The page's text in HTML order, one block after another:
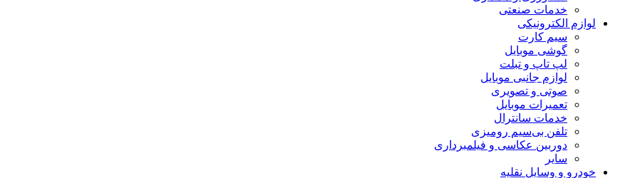
خدمات صنعتی
لوازم الکترونیکی
سیم کارت
گوشی موبایل
لپ تاپ و تبلت
لوازم جانبی موبایل
صوتی و تصویری
تعمیرات موبایل
خدمات سانترال
تلفن بی‌سیم رومیزی
دوربین عکاسی و فیلمبرداری
سایر
خودرو و وسایل نقلیه